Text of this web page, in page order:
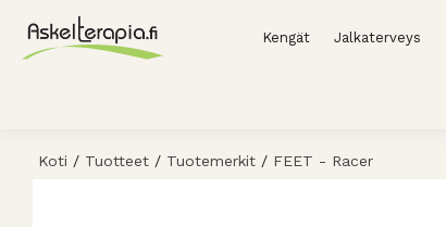
Kengät Jalkaterveys
Koti / Tuotteet / Tuotemerkit / FEET - Racer